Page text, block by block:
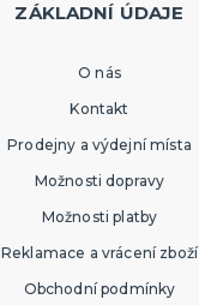
ZÁKLADNÍ ÚDAJE
O nás
Kontakt
Prodejny a výdejní místa
Možnosti dopravy
Možnosti platby
Reklamace a vrácení zboží
Obchodní podmínky